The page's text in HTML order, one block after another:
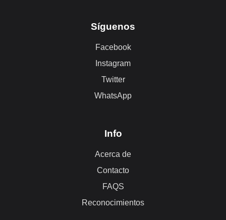
Síguenos
Facebook
Instagram
Twitter
WhatsApp
Info
Acerca de
Contacto
FAQS
Reconocimientos